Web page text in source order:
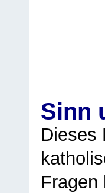
Sinn
Dieses
Fragen